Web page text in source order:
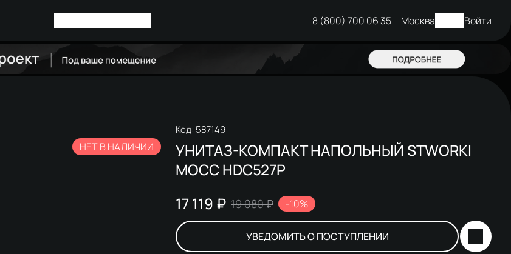
8 (800) 700 06 35 Москва Войти
НЕТ В НАЛИЧИИ
Код: 587149
УНИТАЗ-КОМПАКТ НАПОЛЬНЫЙ STWORKI
МОСС HDC527P
17 119 ₽ 19 080 ₽ -10%
УВЕДОМИТЬ О ПОСТУПЛЕНИИ